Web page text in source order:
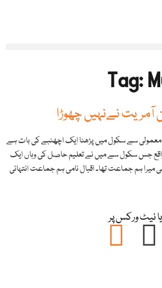
Tag:
آمریت نےنہیں چھوڑا
معمولی سے سکول میں پڑھنا ایک اچھنبے کی بات ہے
جس سکول سے میں نے تعلیم حاصل کی وہاں ایک
میرا ہم جماعت تھا۔ اقبال نامی ہم جماعت انتہائی
نیٹ ورکس پر